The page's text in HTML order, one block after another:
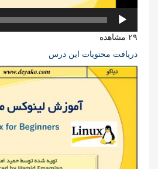
۲۹ مشاهده
دریافت محتویات این درس